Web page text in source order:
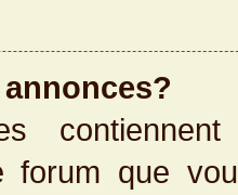
forum que